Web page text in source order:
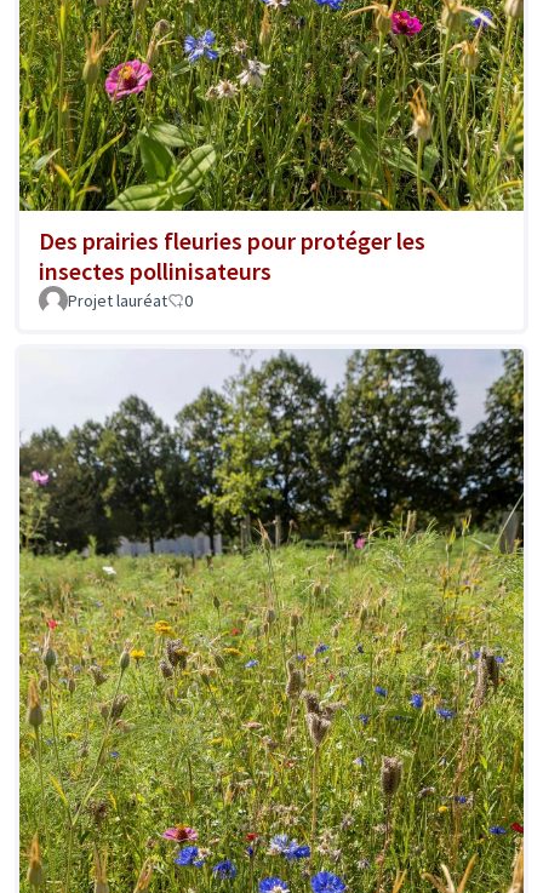
Des prairies fleuries pour protéger les
insectes pollinisateurs
Projet lauréat 0